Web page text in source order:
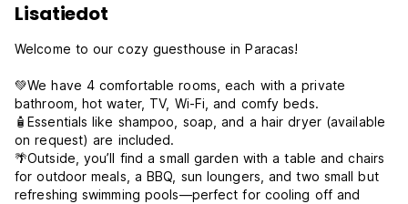
Lisatiedot
Welcome to our cozy guesthouse in Paracas!
💚We have 4 comfortable rooms, each with a private
bathroom, hot water, TV, Wi-Fi, and comfy beds.
🧴Essentials like shampoo, soap, and a hair dryer (available
on request) are included.
🌴Outside, you’ll find a small garden with a table and chairs
for outdoor meals, a BBQ, sun loungers, and two small but
refreshing swimming pools—perfect for cooling off and